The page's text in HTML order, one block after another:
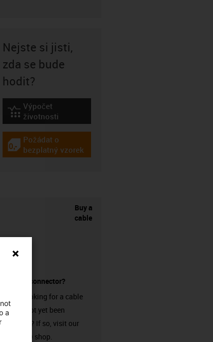
Nejste si jisti,
zda se bude
hodit?
igus-icon-lebensdauerrechner
Výpočet
životnosti
igus-icon-gratismuster
Požádat o
bezplatný vzorek
Buy a
cable
without a connector?
Are you looking for a cable
has not yet been
If so, visit our
chainflex® shop.
a